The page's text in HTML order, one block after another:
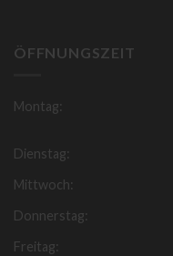
ÖFFNUNGSZEIT
Montag:
Dienstag:
Mittwoch:
Donnerstag:
Freitag: